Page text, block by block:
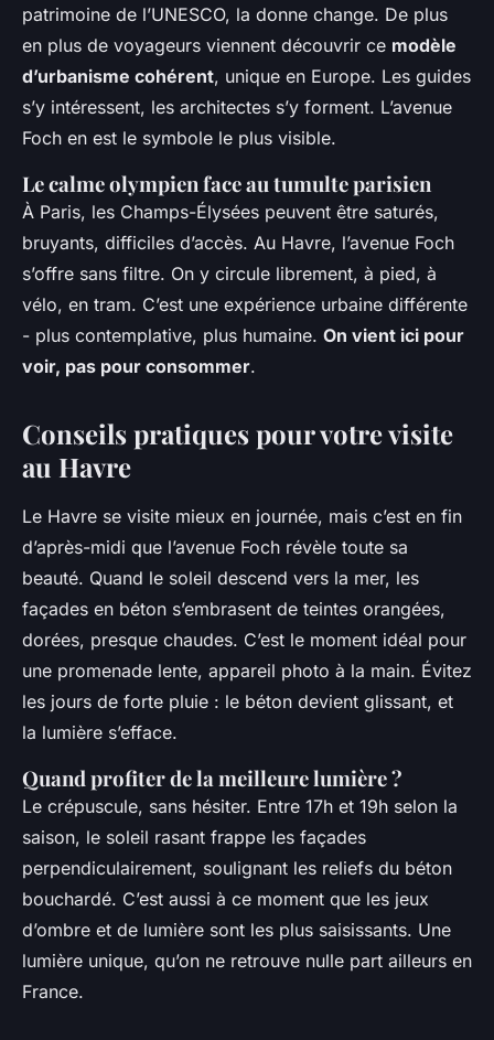
patrimoine de l’UNESCO, la donne change. De plus
en plus de voyageurs viennent découvrir ce modèle
d’urbanisme cohérent, unique en Europe. Les guides
s’y intéressent, les architectes s’y forment. L’avenue
Foch en est le symbole le plus visible.
Le calme olympien face au tumulte parisien
À Paris, les Champs-Élysées peuvent être saturés,
bruyants, difficiles d’accès. Au Havre, l’avenue Foch
s’offre sans filtre. On y circule librement, à pied, à
vélo, en tram. C’est une expérience urbaine différente
- plus contemplative, plus humaine. On vient ici pour
voir, pas pour consommer.
Conseils pratiques pour votre visite
au Havre
Le Havre se visite mieux en journée, mais c’est en fin
d’après-midi que l’avenue Foch révèle toute sa
beauté. Quand le soleil descend vers la mer, les
façades en béton s’embrasent de teintes orangées,
dorées, presque chaudes. C’est le moment idéal pour
une promenade lente, appareil photo à la main. Évitez
les jours de forte pluie : le béton devient glissant, et
la lumière s’efface.
Quand profiter de la meilleure lumière ?
Le crépuscule, sans hésiter. Entre 17h et 19h selon la
saison, le soleil rasant frappe les façades
perpendiculairement, soulignant les reliefs du béton
bouchardé. C’est aussi à ce moment que les jeux
d’ombre et de lumière sont les plus saisissants. Une
lumière unique, qu’on ne retrouve nulle part ailleurs en
France.